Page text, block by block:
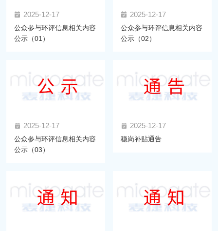
2025-12-17
公众参与环评信息相关内容
公示（01）
2025-12-17
公众参与环评信息相关内容
公示（02）
2025-12-17
公众参与环评信息相关内容
公示（03）
2025-12-17
稳岗补贴通告